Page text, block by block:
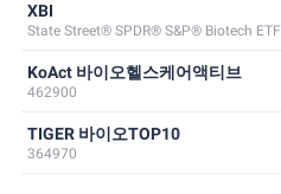
XBI
State Street® SPDR® S&P® Biotech ETF
KoAct 바이오헬스케어액티브
462900
TIGER 바이오TOP10
364970